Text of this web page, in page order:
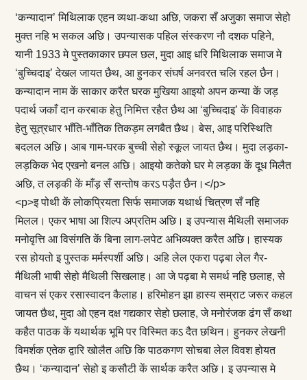
‘कन्यादान’ मिथिलाक एहन व्यथा-कथा अछि, जकरा सँ अजुका समाज सेहो
मुक्त नहि भ सकल अछि। उपन्यासक पहिल संस्करण नौ दशक पहिने,
यानी 1933 मे पुस्तकाकार छपल छल, मुदा आइ धरि मिथिलाक समाज मे
‘बुच्चिदाइ’ देखल जायत छैथ, आ हुनकर संघर्ष अनवरत चलि रहल छैन।
कन्यादान नाम कें साकार करैत घरक मुखिया आइयो अपन कन्या कें जड़
पदार्थ जकाँ दान करबाक हेतु निमित्त रहैत छैथ आ ‘बुच्चिदाइ’ कें विवाहक
हेतु सूत्रधार भाँति-भाँतिक तिकड़म लगबैत छैथ। बेस, आइ परिस्थिति
बदलल अछि। आब गाम-घरक बुच्ची सेहो स्कूल जायत छैथ। मुदा लड़का-
लड़किक भेद एखनो बनल अछि। आइयो कतेको घर मे लड़का कें दूध मिलैत
अछि, त लड़की कें माँड़ सँ सन्तोष करऽ पड़ैत छैन।</p>
<p>इ पोथी कें लोकप्रियता सिर्फ समाजक यथार्थ चित्रण सँ नहि
मिलल। एकर भाषा आ शिल्प अप्रतिम अछि। इ उपन्यास मैथिली समाजक
मनोवृत्ति आ विसंगति कें बिना लाग-लपेट अभिव्यक्त करैत अछि। हास्यक
रस होयतो इ पुस्तक मर्मस्पर्शी अछि। अहि लेल एकरा पढ़बा लेल गैर-
मैथिली भाषी सेहो मैथिली सिखलाह। आ जे पढ़बा मे समर्थ नहि छलाह, से
वाचन सं एकर रसास्वादन कैलाह। हरिमोहन झा हास्य सम्राट जरूर कहल
जायत छैथ, मुदा ओ एहन दक्ष गद्यकार सेहो छलाह, जे मनोरंजक ढंग सँ कथा
कहैत पाठक कें यथार्थक भूमि पर विस्मित कऽ दैत छथिन। हुनकर लेखनी
विमर्शक एतेक द्वारि खोलैत अछि कि पाठकगण सोचबा लेल विवश होयत
छैथ। ‘कन्यादान’ सेहो इ कसौटी कें सार्थक करैत अछि। इ उपन्यास मे